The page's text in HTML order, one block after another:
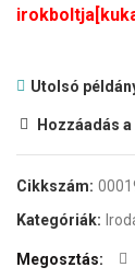
Utolsó
Hozzáadás
Cikkszám:
Kategóriák:
Megosztás